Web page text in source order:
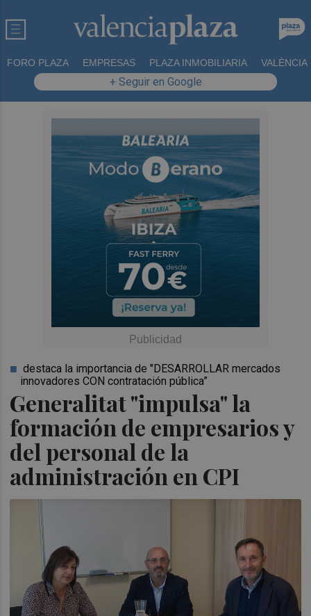
FORO PLAZA EMPRESAS PLAZA INMOBILIARIA VALÈNCIA
+ Seguir en Google
Generalitat "impulsa" la
formación de empresarios y
del personal de la
administración en CPI
destaca la importancia de "DESARROLLAR mercados
innovadores CON contratación pública”